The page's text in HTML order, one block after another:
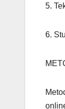
5.
6.